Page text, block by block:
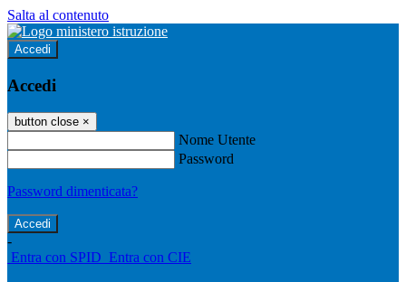
Salta al contenuto
Accedi
Accedi
button close ×
Nome Utente
Password
Password dimenticata?
-
Entra con SPID Entra con CIE